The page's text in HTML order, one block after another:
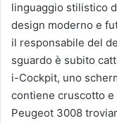
linguaggio stilistico
design moderno e
il responsabile del
sguardo è subito
i-Cockpit, uno
contiene cruscotto
Peugeot 3008